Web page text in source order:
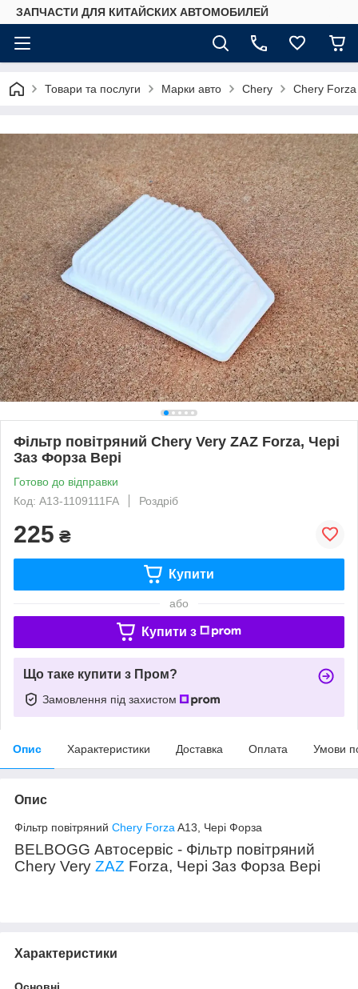
ЗАПЧАСТИ ДЛЯ КИТАЙСКИХ АВТОМОБИЛЕЙ
Товари та послуги Марки авто Chery Chery Forza
Фільтр повітряний Chery Very ZAZ Forza, Чері
Заз Форза Вері
Готово до відправки
Код: A13-1109111FA
Роздріб
225 ₴
Купити
або
Купити з
Що таке купити з Пром?
Замовлення під захистом
Опис Характеристики Доставка Оплата Умови
Опис
Фільтр повітряний Chery Forza A13, Чері Форза
BELBOGG Автосервіс - Фільтр повітряний
Chery Very ZAZ Forza, Чері Заз Форза Вері
Характеристики
Основні